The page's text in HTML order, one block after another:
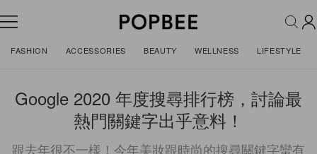
FASHION ACCESSORIES BEAUTY WELLNESS LIFESTYLE
Google 2020 年度搜尋排行榜，討論最
熱門關鍵字出乎意料！
跟去年很不一樣！今年美妝跟時尚的搜尋關鍵字蠻有